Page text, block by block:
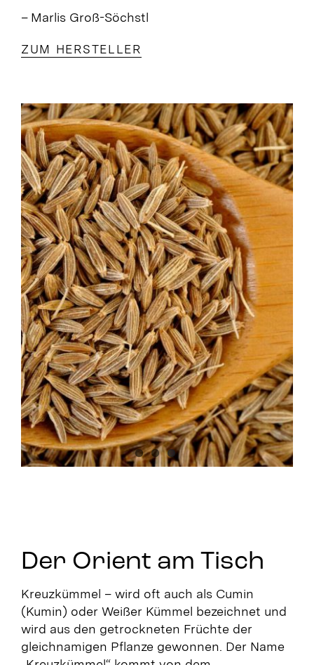
– Marlis Groß-Söchstl
ZUM HERSTELLER
Der Orient am Tisch
Kreuzkümmel – wird oft auch als Cumin
(Kumin) oder Weißer Kümmel bezeichnet und
wird aus den getrockneten Früchte der
gleichnamigen Pflanze gewonnen. Der Name